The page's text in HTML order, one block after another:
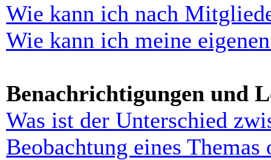
Wie kann ich nach
Wie kann ich meine
Benachrichtigungen und
Was ist der Unterschied
Beobachtung eines Themas